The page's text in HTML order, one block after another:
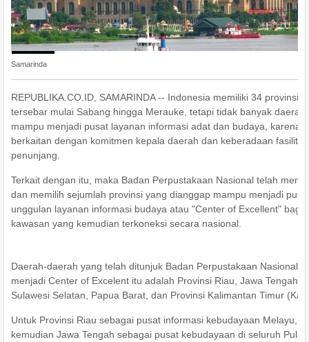
blogspot.com
Samarinda
REPUBLIKA.CO.ID, SAMARINDA -- Indonesia memiliki 34 provinsi
tersebar mulai Sabang hingga Merauke, tetapi tidak banyak daerah
mampu menjadi pusat layanan informasi adat dan budaya, karena
berkaitan dengan komitmen kepala daerah dan keberadaan fasilitas
penunjang.
Terkait dengan itu, maka Badan Perpustakaan Nasional telah
dan memilih sejumlah provinsi yang dianggap mampu menjadi
unggulan layanan informasi budaya atau "Center of Excellent" bagi
kawasan yang kemudian terkoneksi secara nasional.
Daerah-daerah yang telah ditunjuk Badan Perpustakaan Nasional
menjadi Center of Excelent itu adalah Provinsi Riau, Jawa Tengah,
Sulawesi Selatan, Papua Barat, dan Provinsi Kalimantan Timur
Untuk Provinsi Riau sebagai pusat informasi kebudayaan Melayu,
kemudian Jawa Tengah sebagai pusat kebudayaan di seluruh Pulau